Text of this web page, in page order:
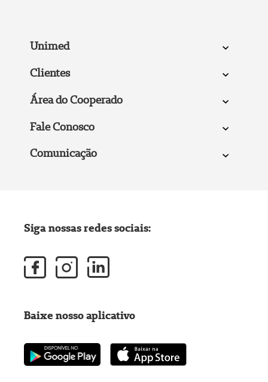
Unimed
Clientes
Área do Cooperado
Fale Conosco
Comunicação
Siga nossas redes sociais:
Baixe nosso aplicativo